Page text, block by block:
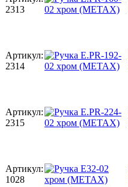
2313
Артикул:
2314
Артикул:
2315
Артикул:
1028